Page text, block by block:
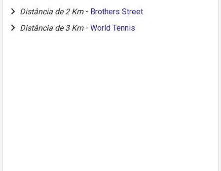
Distância de 2 Km - Brothers Street
Distância de 3 Km - World Tennis